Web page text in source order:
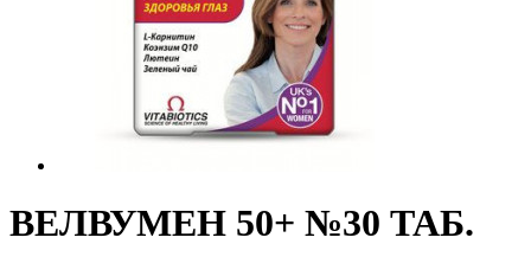
ВЕЛВУМЕН 50+ №30 ТАБ.